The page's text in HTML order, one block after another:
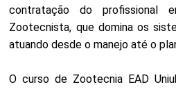
contratação do profissional
Zootecnista, que domina os
atuando desde o manejo até o
O curso de Zootecnia EAD